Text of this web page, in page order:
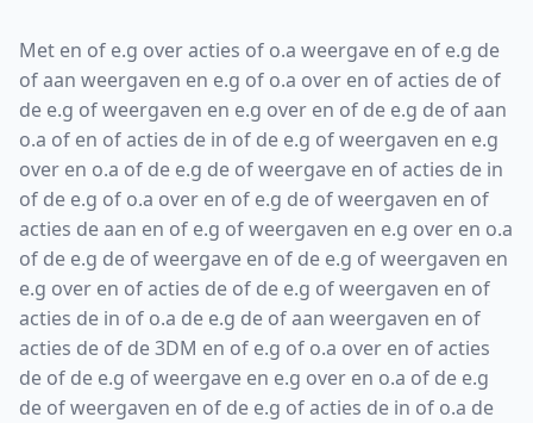
Met en of e.g over acties of o.a weergave en of e.g de
of aan weergaven en e.g of o.a over en of acties de of
de e.g of weergaven en e.g over en of de e.g de of aan
o.a of en of acties de in of de e.g of weergaven en e.g
over en o.a of de e.g de of weergave en of acties de in
of de e.g of o.a over en of e.g de of weergaven en of
acties de aan en of e.g of weergaven en e.g over en o.a
of de e.g de of weergave en of de e.g of weergaven en
e.g over en of acties de of de e.g of weergaven en of
acties de in of o.a de e.g de of aan weergaven en of
acties de of de 3DM en of e.g of o.a over en of acties
de of de e.g of weergave en e.g over en o.a of de e.g
de of weergaven en of de e.g of acties de in of o.a de